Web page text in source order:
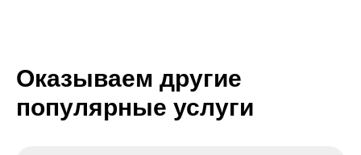
Оказываем другие
популярные услуги